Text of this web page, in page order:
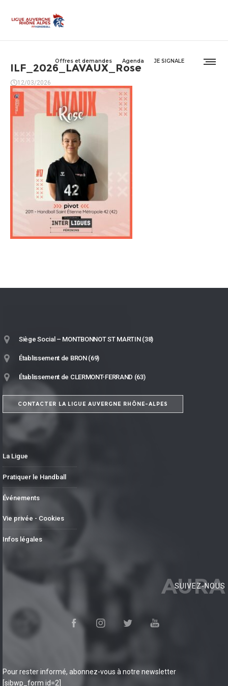
Offres et demandes Agenda JE SIGNALE
ILF_2026_LAVAUX_Rose
12/03/2026
Siège Social – MONTBONNOT ST MARTIN (38)
Établissement de BRON (69)
Établissement de CLERMONT-FERRAND (63)
CONTACTER LA LIGUE AUVERGNE RHÔNE-ALPES
La Ligue
Pratiquer le Handball
Événements
Vie privée - Cookies
Infos légales
AURA
SUIVEZ-NOUS
Pour rester informé, abonnez-vous à notre newsletter
[sibwp_form id=2]